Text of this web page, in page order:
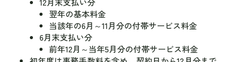
翌年の基本料金
当該年の6月～11月分の付帯サービス料金
6月末支払い分
前年12月～当年5月分の付帯サービス料金